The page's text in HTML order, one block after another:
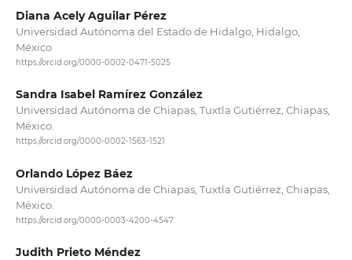
Diana Acely Aguilar Pérez
Universidad Autónoma del Estado de Hidalgo, Hidalgo,
México
https://orcid.org/0000-0002-0471-5025
Sandra Isabel Ramírez González
Universidad Autónoma de Chiapas, Tuxtla Gutiérrez, Chiapas,
México.
https://orcid.org/0000-0002-1563-1521
Orlando López Báez
Universidad Autónoma de Chiapas, Tuxtla Gutiérrez, Chiapas,
México.
https://orcid.org/0000-0003-4200-4547
Judith Prieto Méndez